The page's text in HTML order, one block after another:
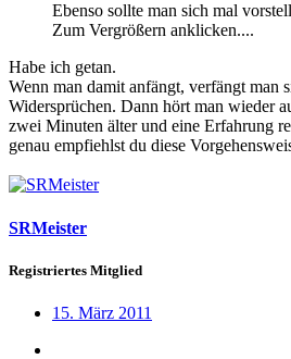
Ebenso sollte man sich mal
Zum Vergrößern anklicken....
Habe ich getan.
Wenn man damit anfängt, verfängt man
Widersprüchen. Dann hört man wieder
zwei Minuten älter und eine Erfahrung
genau empfiehlst du diese
SRMeister
Registriertes Mitglied
15. März 2011